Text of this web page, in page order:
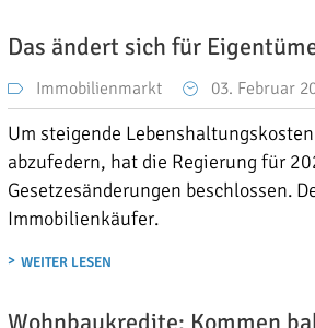
Das ändert sich für
Immobilienmarkt 03. Februar
Um steigende
abzufedern, hat die Regierung für
Gesetzesänderungen beschlossen.
Immobilienkäufer.
WEITER LESEN
Wohnbaukredite: Kommen